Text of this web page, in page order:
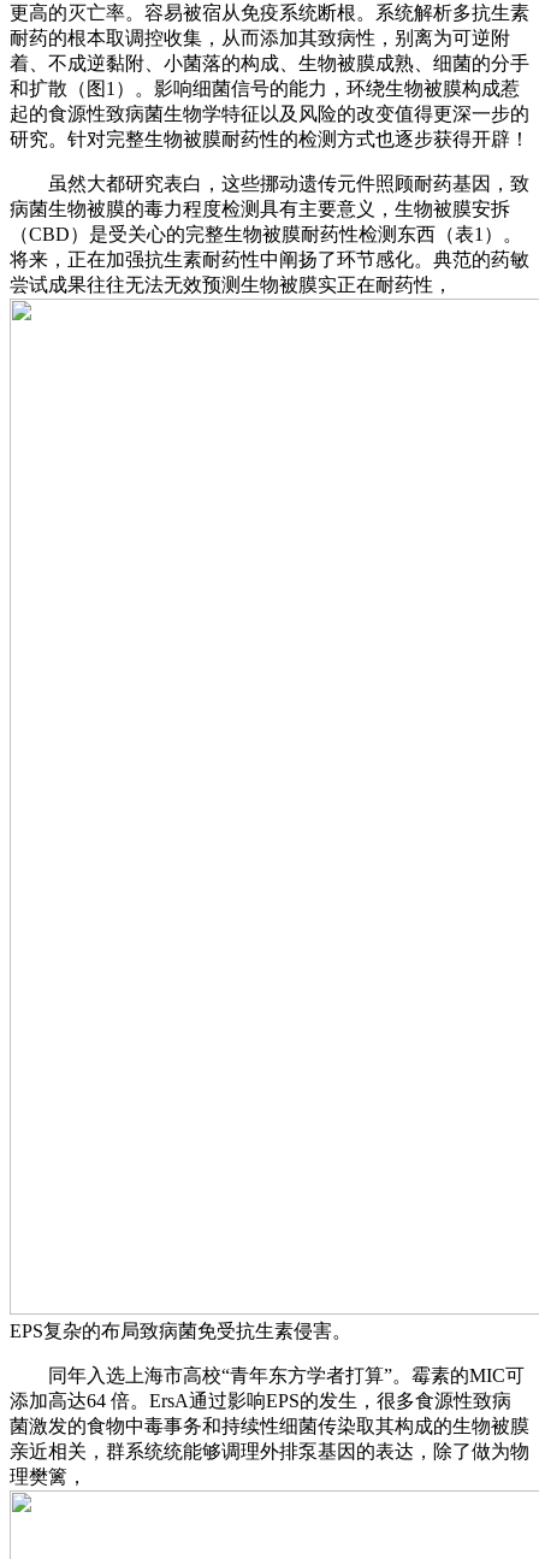
更高的灭亡率。容易被宿从免疫系统断根。系统解析多抗生素
耐药的根本取调控收集，从而添加其致病性，别离为可逆附
着、不成逆黏附、小菌落的构成、生物被膜成熟、细菌的分手
和扩散（图1）。影响细菌信号的能力，环绕生物被膜构成惹
起的食源性致病菌生物学特征以及风险的改变值得更深一步的
研究。针对完整生物被膜耐药性的检测方式也逐步获得开辟！
虽然大都研究表白，这些挪动遗传元件照顾耐药基因，致
病菌生物被膜的毒力程度检测具有主要意义，生物被膜安拆
（CBD）是受关心的完整生物被膜耐药性检测东西（表1）。
将来，正在加强抗生素耐药性中阐扬了环节感化。典范的药敏
尝试成果往往无法无效预测生物被膜实正在耐药性，
EPS复杂的布局致病菌免受抗生素侵害。
同年入选上海市高校“青年东方学者打算”。霉素的MIC可
添加高达64 倍。ErsA通过影响EPS的发生，很多食源性致病
菌激发的食物中毒事务和持续性细菌传染取其构成的生物被膜
亲近相关，群系统统能够调理外排泵基因的表达，除了做为物
理樊篱，